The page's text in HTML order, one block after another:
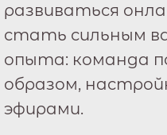
развиваться
стать сильным
опыта: команда
образом,
эфирами.